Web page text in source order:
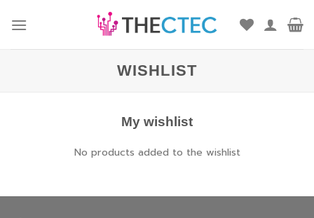
WISHLIST
My wishlist
No products added to the wishlist